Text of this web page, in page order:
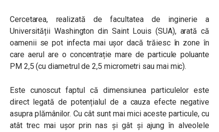
Cercetarea, realizată de facultatea de inginerie a
Universității Washington din Saint Louis (SUA), arată că
oamenii se pot infecta mai ușor dacă trăiesc în zone în
care aerul are o concentrație mare de particule poluante
PM 2,5 (cu diametrul de 2,5 micrometri sau mai mic).
Este cunoscut faptul că dimensiunea particulelor este
direct legată de potențialul de a cauza efecte negative
asupra plămânilor. Cu cât sunt mai mici aceste particule, cu
atât trec mai ușor prin nas și gât și ajung în alveolele